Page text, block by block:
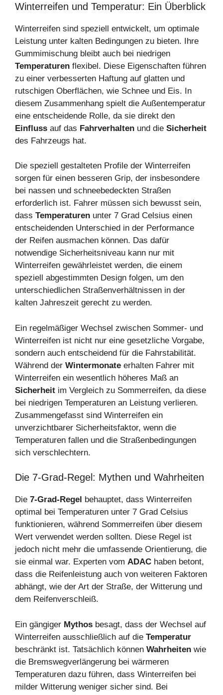
Winterreifen und Temperatur: Ein Überblick
Winterreifen sind speziell entwickelt, um optimale
Leistung unter kalten Bedingungen zu bieten. Ihre
Gummimischung bleibt auch bei niedrigen
Temperaturen flexibel. Diese Eigenschaften führen
zu einer verbesserten Haftung auf glatten und
rutschigen Oberflächen, wie Schnee und Eis. In
diesem Zusammenhang spielt die Außentemperatur
eine entscheidende Rolle, da sie direkt den
Einfluss auf das Fahrverhalten und die Sicherheit
des Fahrzeugs hat.
Die speziell gestalteten Profile der Winterreifen
sorgen für einen besseren Grip, der insbesondere
bei nassen und schneebedeckten Straßen
erforderlich ist. Fahrer müssen sich bewusst sein,
dass Temperaturen unter 7 Grad Celsius einen
entscheidenden Unterschied in der Performance
der Reifen ausmachen können. Das dafür
notwendige Sicherheitsniveau kann nur mit
Winterreifen gewährleistet werden, die einem
speziell abgestimmten Design folgen, um den
unterschiedlichen Straßenverhältnissen in der
kalten Jahreszeit gerecht zu werden.
Ein regelmäßiger Wechsel zwischen Sommer- und
Winterreifen ist nicht nur eine gesetzliche Vorgabe,
sondern auch entscheidend für die Fahrstabilität.
Während der Wintermonate erhalten Fahrer mit
Winterreifen ein wesentlich höheres Maß an
Sicherheit im Vergleich zu Sommerreifen, da diese
bei niedrigen Temperaturen an Leistung verlieren.
Zusammengefasst sind Winterreifen ein
unverzichtbarer Sicherheitsfaktor, wenn die
Temperaturen fallen und die Straßenbedingungen
sich verschlechtern.
Die 7-Grad-Regel: Mythen und Wahrheiten
Die 7-Grad-Regel
behauptet, dass Winterreifen
optimal bei Temperaturen unter 7 Grad Celsius
funktionieren, während Sommerreifen über diesem
Wert verwendet werden sollten. Diese Regel ist
jedoch nicht mehr die umfassende Orientierung, die
sie einmal war. Experten vom ADAC haben betont,
dass die Reifenleistung auch von weiteren Faktoren
abhängt, wie der Art der Straße, der Witterung und
dem Reifenverschleiß.
Ein gängiger Mythos besagt, dass der Wechsel auf
Winterreifen ausschließlich auf die Temperatur
beschränkt ist. Tatsächlich können Wahrheiten wie
die Bremswegverlängerung bei wärmeren
Temperaturen dazu führen, dass Winterreifen bei
milder Witterung weniger sicher sind. Bei